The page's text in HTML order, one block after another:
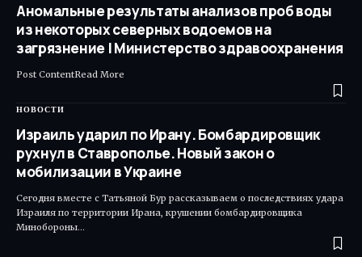
Аномальные результаты анализов проб воды
из некоторых северных водоемов на
загрязнение | Министерство здравоохранения
Post ContentRead More ​
НОВОСТИ
Израиль ударил по Ирану. Бомбардировщик
рухнул в Ставрополье. Новый закон о
мобилизации в Украине
Сегодня вместе с Татьяной Бур рассказываем о последствиях удара
Израиля по территории Ирана, крушении бомбардировщика
Минобороны…